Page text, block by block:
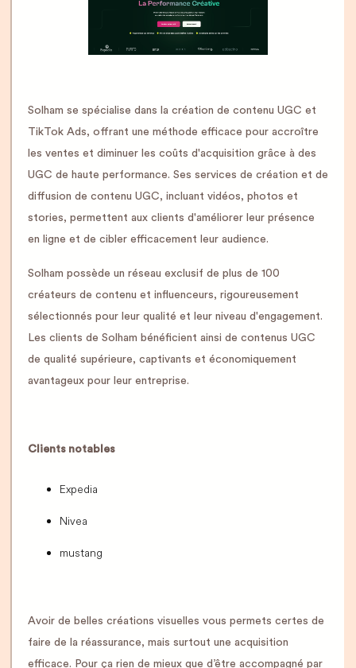
Solham se spécialise dans la création de contenu UGC et
TikTok Ads, offrant une méthode efficace pour accroître
les ventes et diminuer les coûts d'acquisition grâce à des
UGC de haute performance. Ses services de création et de
diffusion de contenu UGC, incluant vidéos, photos et
stories, permettent aux clients d'améliorer leur présence
en ligne et de cibler efficacement leur audience.
Solham possède un réseau exclusif de plus de 100
créateurs de contenu et influenceurs, rigoureusement
sélectionnés pour leur qualité et leur niveau d'engagement.
Les clients de Solham bénéficient ainsi de contenus UGC
de qualité supérieure, captivants et économiquement
avantageux pour leur entreprise.
Clients notables
Expedia
Nivea
mustang
Avoir de belles créations visuelles vous permets certes de
faire de la réassurance, mais surtout une acquisition
efficace. Pour ça rien de mieux que d’être accompagné par